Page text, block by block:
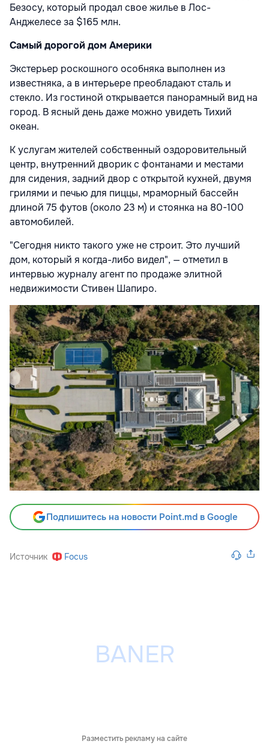
Безосу, который продал свое жилье в Лос-
Анджелесе за $165 млн.
Самый дорогой дом Америки
Экстерьер роскошного особняка выполнен из
известняка, а в интерьере преобладают сталь и
стекло. Из гостиной открывается панорамный вид на
город. В ясный день даже можно увидеть Тихий
океан.
К услугам жителей собственный оздоровительный
центр, внутренний дворик с фонтанами и местами
для сидения, задний двор с открытой кухней, двумя
грилями и печью для пиццы, мраморный бассейн
длиной 75 футов (около 23 м) и стоянка на 80-100
автомобилей.
"Сегодня никто такого уже не строит. Это лучший
дом, который я когда-либо видел", — отметил в
интервью журналу агент по продаже элитной
недвижимости Стивен Шапиро.
Подпишитесь на новости Point.md в Google
Источник Focus
Разместить рекламу на сайте